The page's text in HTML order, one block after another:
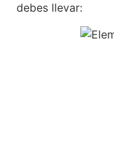
debes llevar: